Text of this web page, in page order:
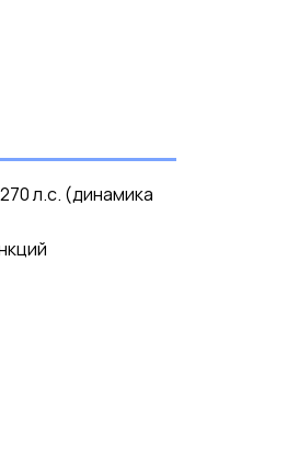
л.с. (динамика